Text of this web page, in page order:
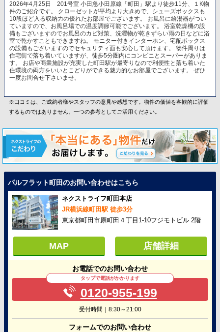
2026年4月25日 201号室 小田急小田原線「町田」駅より徒歩11分、１K物
件のご紹介です。 クローゼットが平均より大きめで、シューズボックスも
10段ほど入る収納力の優れたお部屋でございます。 お風呂に給湯器がつい
ていますので、お風呂場での温度調節可能でございます。 浴室乾燥機の設
備もございますのでお風呂のカビ対策、洗濯物が乾きずらい雨の日などに浴
室で乾かすこともできますね。 モニター付きインターホン、宅配ボックス
の設備もございますのでセキュリティ面も安心して頂けます。 物件周りは
住宅街で落ち着いていますが、徒歩5分圏内にコンビニとスーパーがありま
す。 お店や商業施設が充実した町田駅が最寄りなので利便性と落ち着いた
住環境の両方をいいとこどりができる魅力的なお部屋でございます。 ぜひ
一度お問合せ下さいませ。
※口コミは、ご成約者様やスタッフの意見や感想です。物件の価値を客観的に評価
するものではありません。一つの参考としてご活用ください。
パルフラット町田のお問い合わせはこちら
ネクストライフ町田本店
JR横浜線町田駅 徒歩3分
東京都町田市原町田４丁目1-10フジモトビル 2階
MAP 店舗詳細
お電話でのお問い合わせ
タップで電話がかかります
0120-955-199
受付時間｜8:30～21:00
フォームでのお問い合わせ